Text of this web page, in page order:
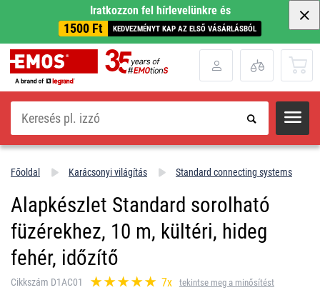
Iratkozzon fel hírlevelünkre és
1500 Ft KEDVEZMÉNYT KAP AZ ELSŐ VÁSÁRLÁSBÓL
Keresés
Főoldal Karácsonyi világítás Standard connecting systems
Alapkészlet Standard sorolható
füzérekhez, 10 m, kültéri, hideg
fehér, időzítő
Cikkszám D1AC01 7x tekintse meg a minősítést